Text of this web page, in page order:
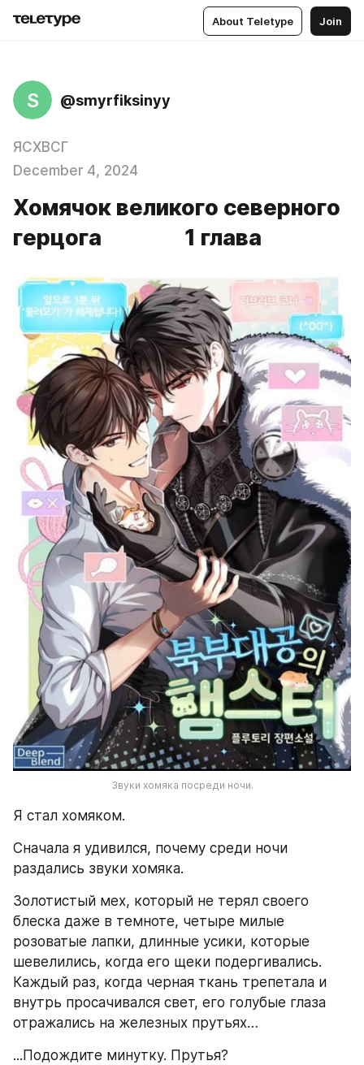
About Teletype Join
S @smyrfiksinyy
ЯСХВСГ
December 4, 2024
Хомячок великого северного
герцога 1 глава
Звуки хомяка посреди ночи.
Я стал хомяком.
Сначала я удивился, почему среди ночи
раздались звуки хомяка.
Золотистый мех, который не терял своего
блеска даже в темноте, четыре милые
розоватые лапки, длинные усики, которые
шевелились, когда его щеки подергивались.
Каждый раз, когда черная ткань трепетала и
внутрь просачивался свет, его голубые глаза
отражались на железных прутьях…
...Подождите минутку. Прутья?